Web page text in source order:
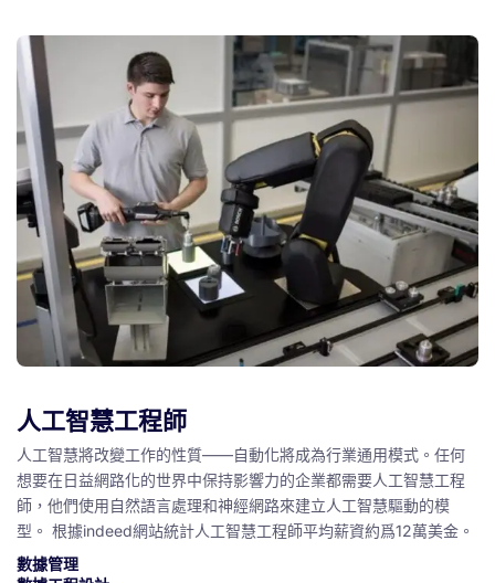
人工智慧工程師
人工智慧將改變工作的性質——自動化將成為行業通用模式。 任何
想要在日益網路化的世界中保持影響力的企業都需要人工智慧工程
師，他們使用自然語言處理和神經網路來建立人工智慧驅動的模
型。 根據indeed網站統計人工智慧工程師平均薪資約爲12萬美金。
數據管理